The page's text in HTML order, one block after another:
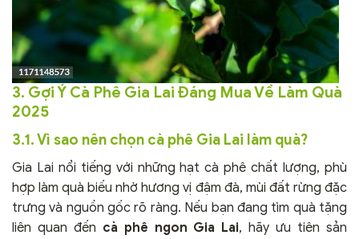
3. Gợi Ý Cà Phê Gia Lai Đáng Mua Về Làm Quà
2025
3.1. Vì sao nên chọn cà phê Gia Lai làm quà?
Gia Lai nổi tiếng với những hạt cà phê chất lượng, phù
hợp làm quà biếu nhờ hương vị đậm đà, mùi đất rừng đặc
trưng và nguồn gốc rõ ràng. Nếu bạn đang tìm quà tặng
liên quan đến cà phê ngon Gia Lai, hãy ưu tiên sản